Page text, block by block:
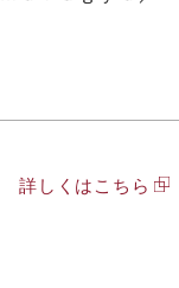
詳しくはこちら